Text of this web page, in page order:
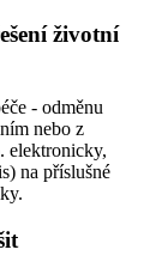
životní
- odměnu
nebo z
elektronicky,
na příslušné